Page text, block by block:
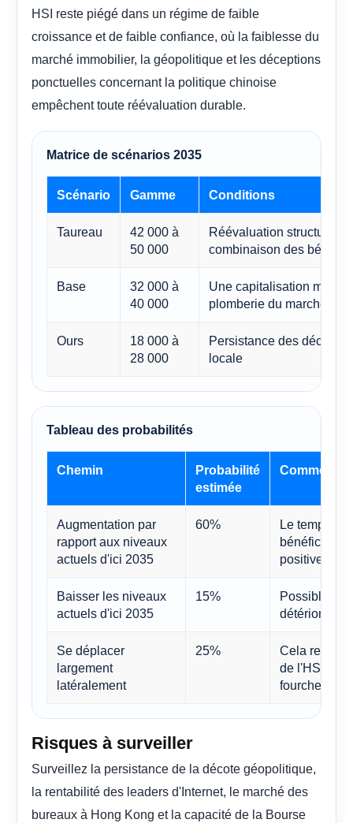
HSI reste piégé dans un régime de faible
croissance et de faible confiance, où la faiblesse du
marché immobilier, la géopolitique et les déceptions
ponctuelles concernant la politique chinoise
empêchent toute réévaluation durable.
Matrice de scénarios 2035
Scénario Gamme Conditions
Taureau
42 000 à
50 000
Réévaluation structurelle
combinaison des
Base
32 000 à
40 000
Une capitalisation
plomberie du marché
Ours
18 000 à
28 000
Persistance des décotes
locale
Tableau des probabilités
Chemin
Probabilité
estimée
Augmentation par
rapport aux niveaux
actuels d'ici 2035
60%
Le temps,
bénéfices
positive si la
Baisser les niveaux
actuels d'ici 2035
15%
Possible
Se déplacer
largement
latéralement
25%
Cela reste
de l'HSI à
fourchettes
Risques à surveiller
Surveillez la persistance de la décote géopolitique,
la rentabilité des leaders d'Internet, le marché des
bureaux à Hong Kong et la capacité de la Bourse